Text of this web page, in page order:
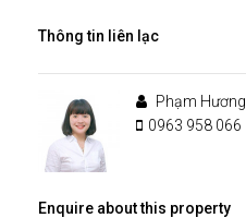
Thông tin liên lạc
Phạm Hương
0963 958 066
Enquire about this property